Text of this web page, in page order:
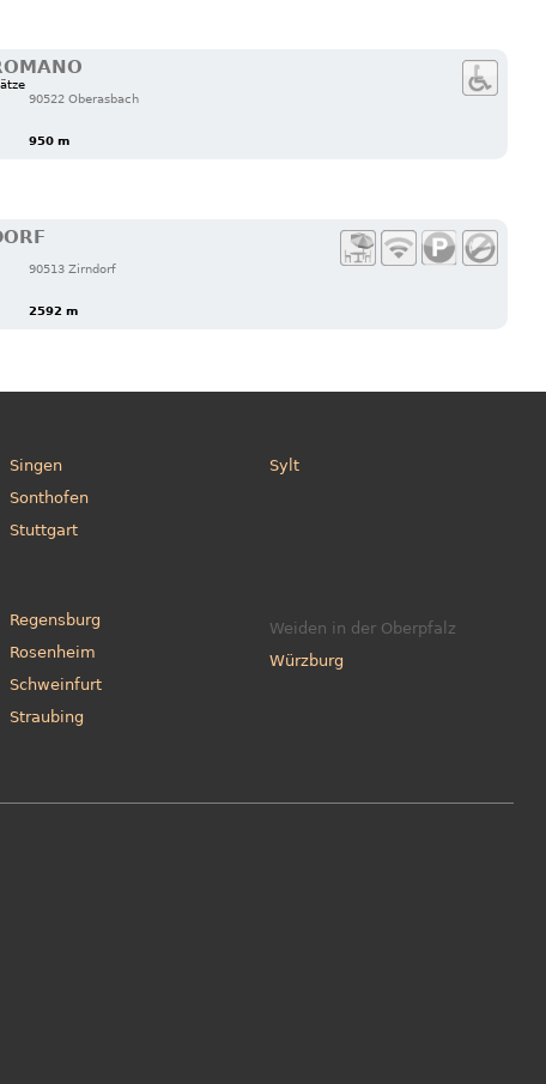
90522 Oberasbach
950 m
90513 Zirndorf
2592 m
Singen
Sonthofen
Stuttgart
Sylt
Regensburg
Rosenheim
Schweinfurt
Straubing
Weiden in der Oberpfalz
Würzburg